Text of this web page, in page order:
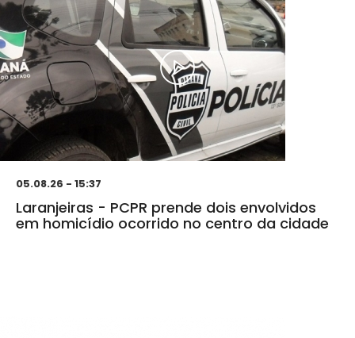
05.08.26 - 15:37
Laranjeiras - PCPR prende dois envolvidos
em homicídio ocorrido no centro da cidade